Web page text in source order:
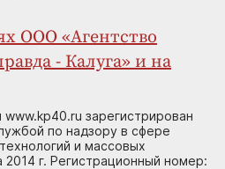
ООО «Агентство
- Калуга» и на
зарегистрирован
по надзору в сфере
и массовых
2014 г. Регистрационный номер: